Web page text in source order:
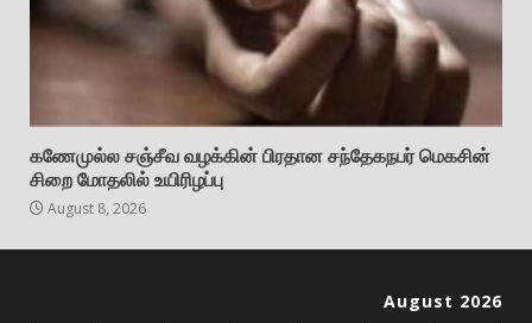
கணேமுல்ல சஞ்சீவ வழக்கின் பிரதான சந்தேகநபர் மெகசின்
சிறை மோதலில் உயிரிழப்பு
August 8, 2026
August 2026